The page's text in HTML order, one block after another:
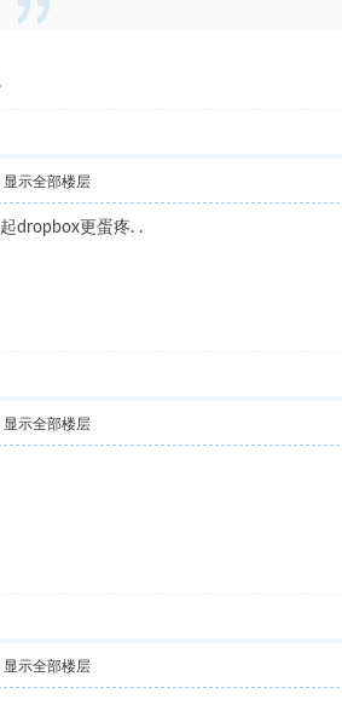
显示全部楼层
dropbox更蛋疼. .
显示全部楼层
显示全部楼层